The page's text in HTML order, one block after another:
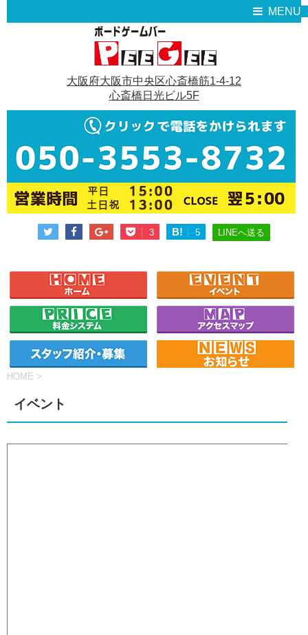
MENU
大阪府大阪市中央区心斎橋筋1-4-12
心斎橋日光ビル5F
3 B! 5 LINEへ送る
HOME >
イベント